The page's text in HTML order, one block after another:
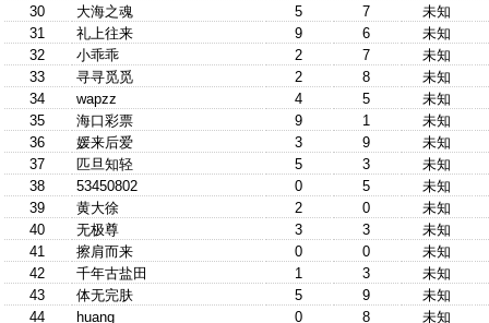
30
大海之魂 5 7
未知
31
礼上往来 9 6
未知
32
小乖乖 2 7
未知
33
寻寻觅觅 2 8
未知
34
wapzz 4 5
未知
35
海口彩票 9 1
未知
36
媛来后爱 3 9
未知
37
匹旦知轻 5 3
未知
38
53450802 0 5
未知
39
黄大徐 2 0
未知
40
无极尊 3 3
未知
41
擦肩而来 0 0
未知
42
千年古盐田 1 3
未知
43
体无完肤 5 9
未知
44
huang 0 8
未知